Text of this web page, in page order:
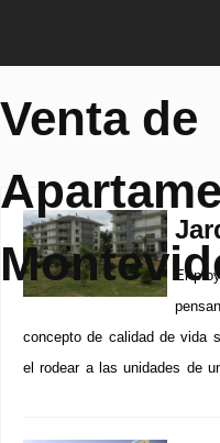
Venta de
El
concepto de calidad de vida
el rodear a las unidades de